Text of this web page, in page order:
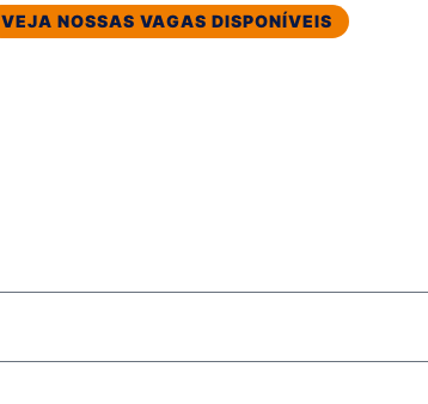
VEJA NOSSAS VAGAS DISPONÍVEIS